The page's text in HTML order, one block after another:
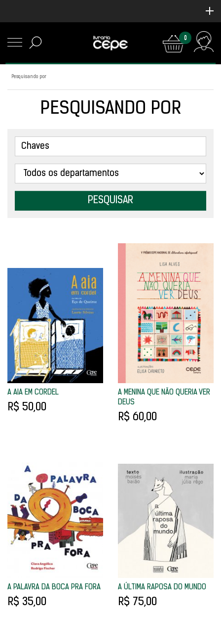
0
Pesquisando por
PESQUISANDO POR
A AIA EM CORDEL
R$ 50,00
A MENINA QUE NÃO QUERIA VER
DEUS
R$ 60,00
A PALAVRA DA BOCA PRA FORA
R$ 35,00
A ÚLTIMA RAPOSA DO MUNDO
R$ 75,00